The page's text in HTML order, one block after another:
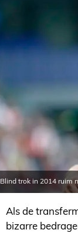
Blind trok in 2014 ruim
Als de
bizarre